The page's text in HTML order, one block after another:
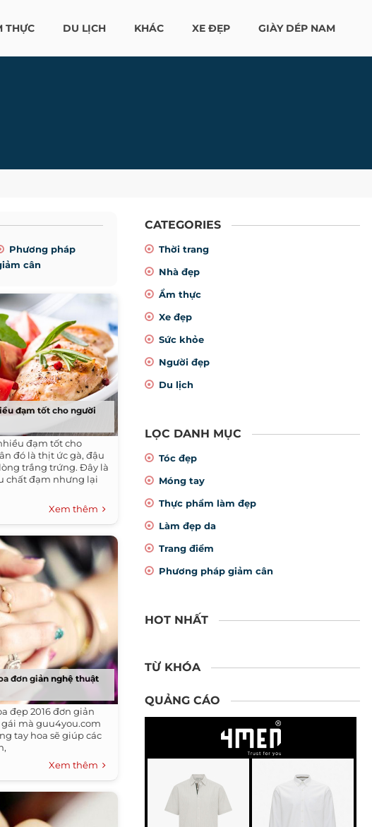
THỰC DU LỊCH KHÁC XE ĐẸP GIÀY DÉP NAM
Phương pháp
cân
đạm tốt cho người
đạm tốt cho
đó là thịt ức gà, đậu
trắng trứng. Đây là
chất đạm nhưng lại
Xem thêm
đơn giản nghệ thuật
đẹp 2016 đơn giản
mà guu4you.com
tay hoa sẽ giúp các
Xem thêm
CATEGORIES
Thời trang
Nhà đẹp
Ẩm thực
Xe đẹp
Sức khỏe
Người đẹp
Du lịch
LỌC DANH MỤC
Tóc đẹp
Móng tay
Thực phẩm làm đẹp
Làm đẹp da
Trang điểm
Phương pháp giảm cân
HOT NHẤT
TỪ KHÓA
QUẢNG CÁO